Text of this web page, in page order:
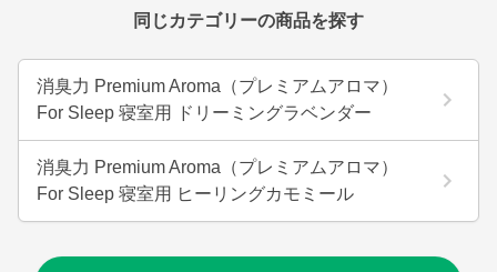
同じカテゴリーの商品を探す
消臭力 Premium Aroma（プレミアムアロマ）
For Sleep 寝室用 ドリーミングラベンダー
消臭力 Premium Aroma（プレミアムアロマ）
For Sleep 寝室用 ヒーリングカモミール